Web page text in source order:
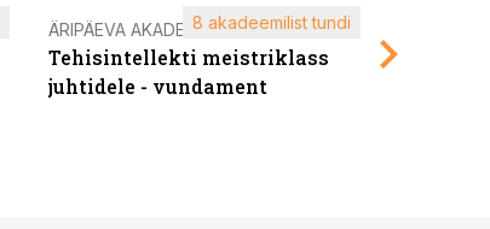
ÄRIPÄEVA AKADEEMIA
Tehisintellekti meistriklass
juhtidele - vundament
8 akadeemilist tundi